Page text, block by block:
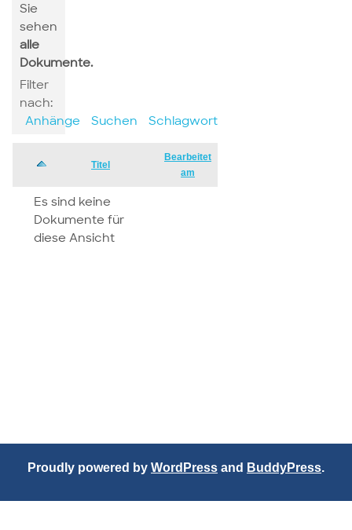
Sie
sehen
alle
Dokumente.
Filter
nach:
Anhänge
Suchen Schlagwort
Has
Titel
Bearbeitet
am
Es sind keine
Dokumente für
diese Ansicht
Proudly powered by WordPress and BuddyPress.